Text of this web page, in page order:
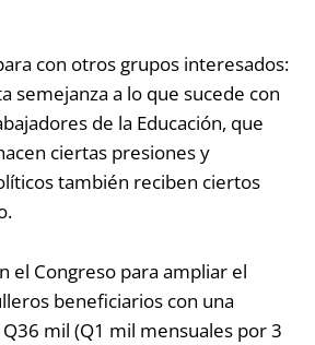
con otros grupos interesados:
semejanza a lo que sucede con
de la Educación, que
ciertas presiones y
también reciben ciertos
el Congreso para ampliar el
beneficiarios con una
mil (Q1 mil mensuales por 3